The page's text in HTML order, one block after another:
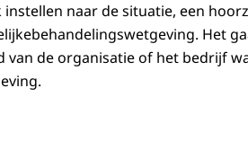
instellen naar de situatie, een
Het
de organisatie of het bedrijf